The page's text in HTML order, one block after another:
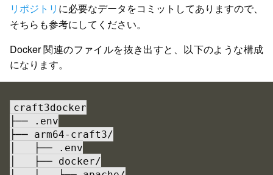
リポジトリ に必要なデータをコミットしてありますので、
そちらも参考にしてください。
Docker 関連のファイルを抜き出すと、以下のような構成
になります。
craft3docker
├── .env
├── arm64-craft3/
│   ├── .env
│   ├── docker/